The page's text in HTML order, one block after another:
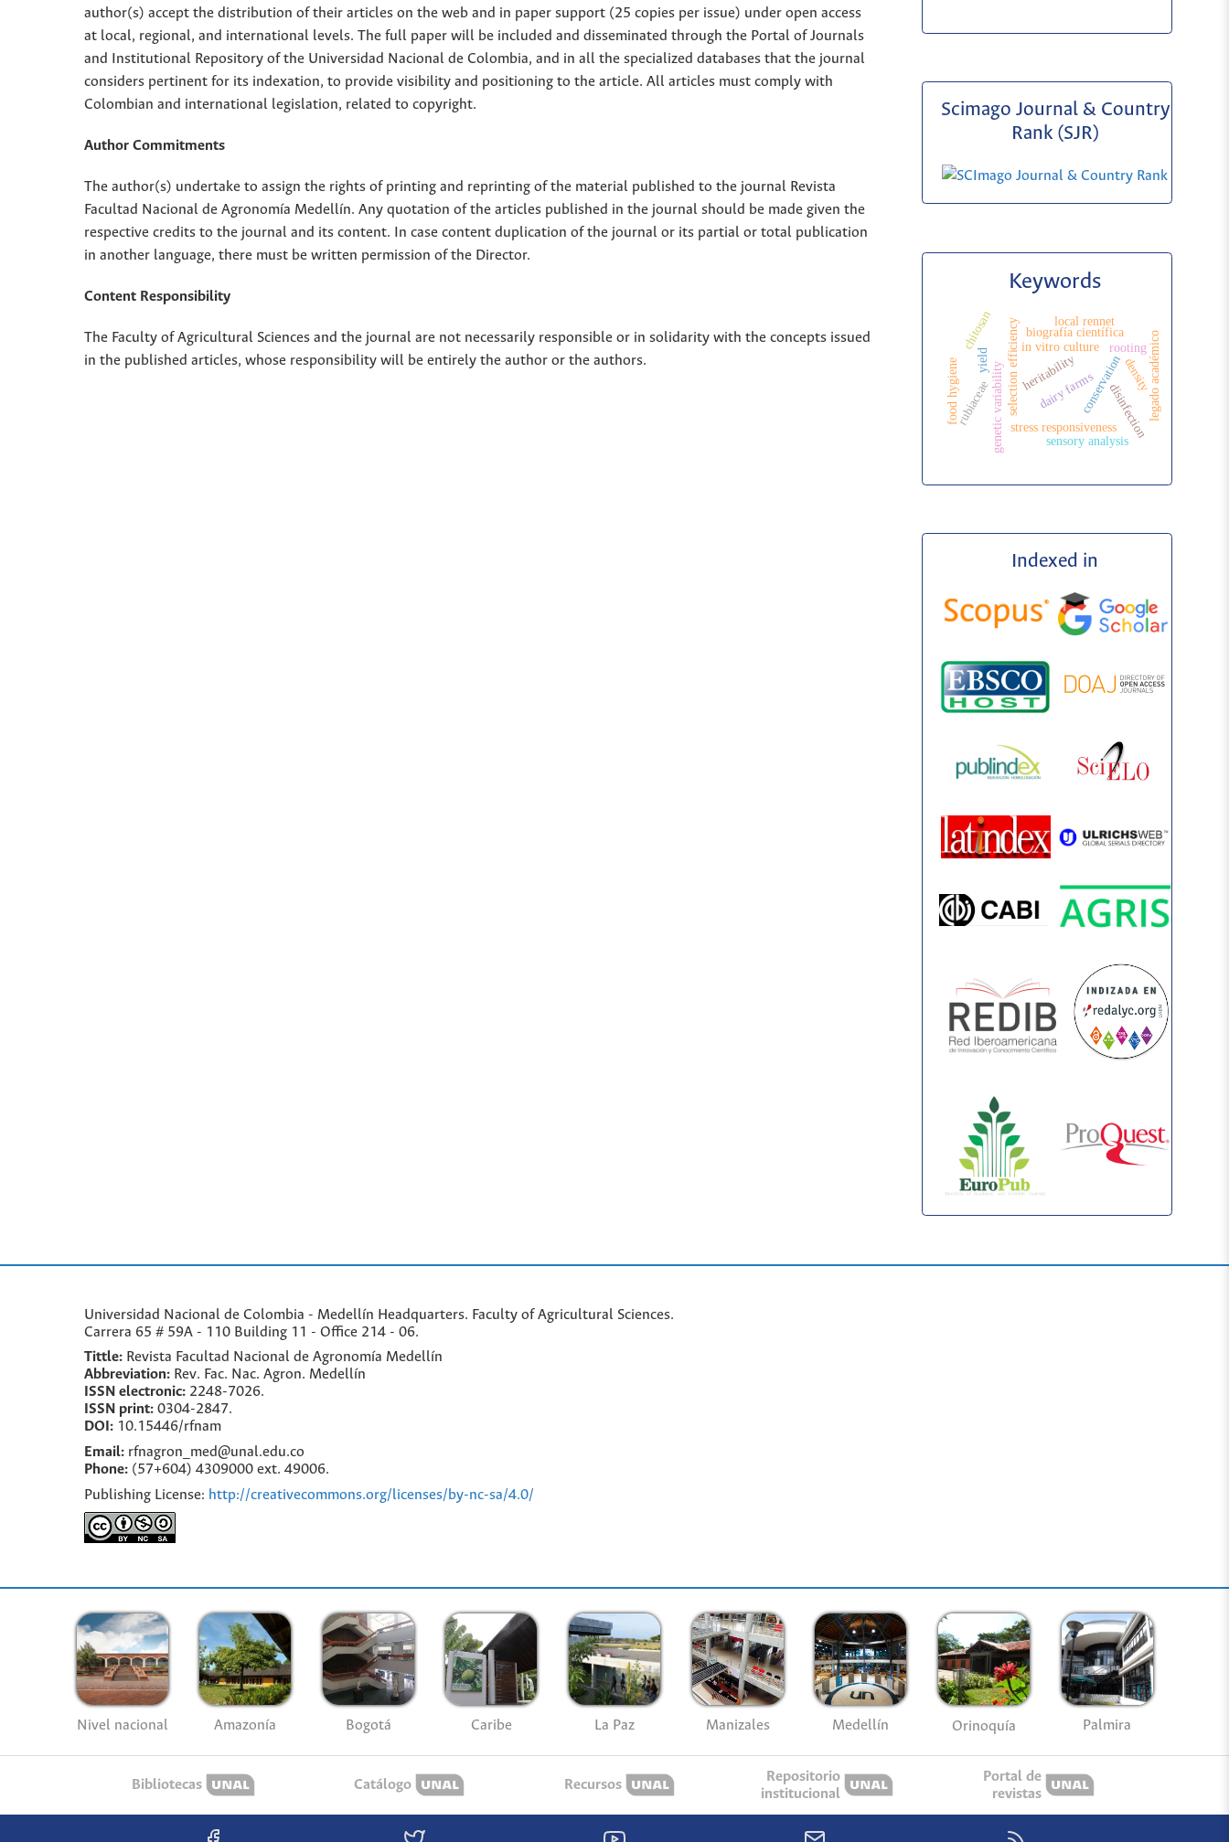
author(s) accept the distribution of their articles on the web and in paper support (25 copies per issue) under open access
at local, regional, and international levels. The full paper will be included and disseminated through the Portal of Journals
and Institutional Repository of the Universidad Nacional de Colombia, and in all the specialized databases that the journal
considers pertinent for its indexation, to provide visibility and positioning to the article. All articles must comply with
Colombian and international legislation, related to copyright.
Author Commitments
The author(s) undertake to assign the rights of printing and reprinting of the material published to the journal Revista
Facultad Nacional de Agronomía Medellín. Any quotation of the articles published in the journal should be made given the
respective credits to the journal and its content. In case content duplication of the journal or its partial or total publication
in another language, there must be written permission of the Director.
Content Responsibility
The Faculty of Agricultural Sciences and the journal are not necessarily responsible or in solidarity with the concepts issued
in the published articles, whose responsibility will be entirely the author or the authors.
Scimago Journal & Country
Rank (SJR)
Keywords
genetic variability heritability
selection efficiency
stress responsiveness
yield conservationdisinfection
in vitro culture rooting
rubiaceae dairy farms
food hygiene
biografía científica legado académico
local rennet
chitosan
sensory analysis
density
Indexed in
Universidad Nacional de Colombia - Medellín Headquarters. Faculty of Agricultural Sciences.
Carrera 65 # 59A - 110 Building 11 - Office 214 - 06.
Tittle: Revista Facultad Nacional de Agronomía Medellín
Abbreviation: Rev. Fac. Nac. Agron. Medellín
ISSN electronic: 2248-7026.
ISSN print: 0304-2847.
DOI: 10.15446/rfnam
Email: rfnagron_med@unal.edu.co
Phone: (57+604) 4309000 ext. 49006.
Publishing License: http://creativecommons.org/licenses/by-nc-sa/4.0/
Nivel nacional Amazonía Bogotá Caribe La Paz Manizales Medellín Orinoquía Palmira
Bibliotecas Catálogo Recursos
Repositorio
institucional
Portal de
revistas